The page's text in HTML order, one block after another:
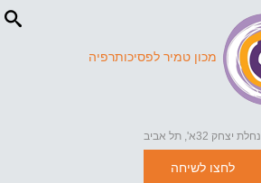
מכון טמיר לפסיכותרפיה
נחלת יצחק 32א', תל אביב
לחצו לשיחה